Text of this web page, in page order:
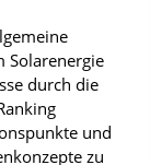
Solarenergie
durch die
und
zu